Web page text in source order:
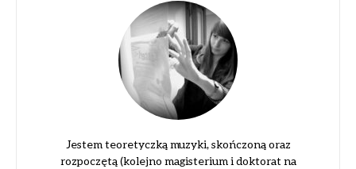
Jestem teoretyczką muzyki, skończoną oraz
rozpoczętą (kolejno magisterium i doktorat na